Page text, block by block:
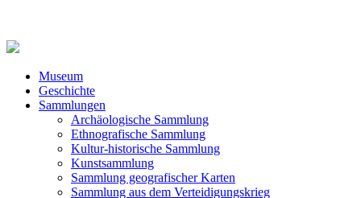
Museum
Geschichte
Sammlungen
Archäologische Sammlung
Ethnografische Sammlung
Kultur-historische Sammlung
Kunstsammlung
Sammlung geografischer Karten
Sammlung aus dem Verteidigungskrieg